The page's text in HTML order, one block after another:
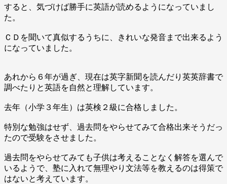
すると、気づけば勝手に英語が読めるようになっていまし
た。
ＣＤを聞いて真似するうちに、きれいな発音まで出来るよう
になっていました。
あれから６年が過ぎ、現在は英字新聞を読んだり英英辞書で
調べたりと英語を自然と理解しています。
去年（小学３年生）は英検２級に合格しました。
特別な勉強はせず、過去問をやらせてみて合格出来そうだっ
たので受験をさせました。
過去問をやらせてみても子供は考えることなく解答を選んで
いるようで、塾に入れて無理やり文法等を教えるのは得策で
はないと考えています。